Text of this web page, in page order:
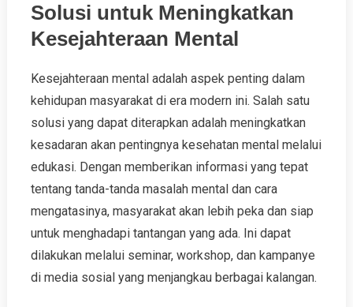
Solusi untuk Meningkatkan
Kesejahteraan Mental
Kesejahteraan mental adalah aspek penting dalam
kehidupan masyarakat di era modern ini. Salah satu
solusi yang dapat diterapkan adalah meningkatkan
kesadaran akan pentingnya kesehatan mental melalui
edukasi. Dengan memberikan informasi yang tepat
tentang tanda-tanda masalah mental dan cara
mengatasinya, masyarakat akan lebih peka dan siap
untuk menghadapi tantangan yang ada. Ini dapat
dilakukan melalui seminar, workshop, dan kampanye
di media sosial yang menjangkau berbagai kalangan.